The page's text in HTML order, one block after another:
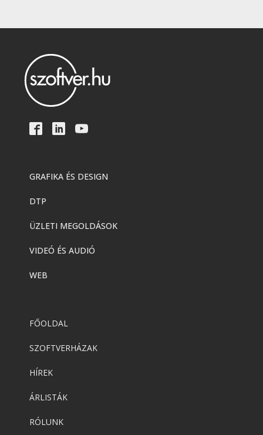
GRAFIKA ÉS DESIGN
DTP
ÜZLETI MEGOLDÁSOK
VIDEÓ ÉS AUDIÓ
WEB
FŐOLDAL
SZOFTVERHÁZAK
HÍREK
ÁRLISTÁK
RÓLUNK